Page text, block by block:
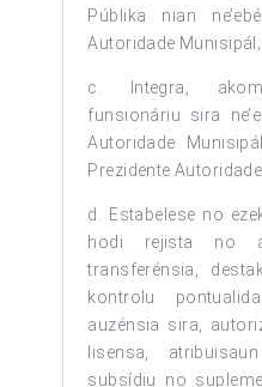
Públika nian
Autoridade Munisipál;
c. Integra,
funsionáriu sira
Autoridade
Prezidente
d. Estabelese no
hodi rejista no
transferénsia,
kontrolu
auzénsia sira,
lisensa,
subsídiu no